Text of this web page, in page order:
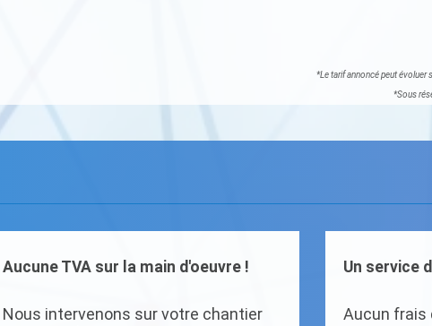
*Le tarif annoncé peut évoluer
*Sous
Aucune TVA sur la main d'oeuvre !
Nous intervenons sur votre chantier
Un service
Aucun frais